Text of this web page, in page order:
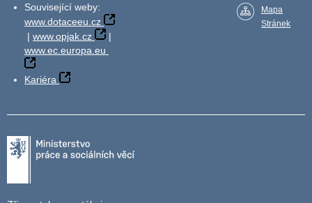
Související weby:
www.dotaceeu.cz
| www.opjak.cz
|
www.ec.europa.eu
Kariéra
Mapa
Stránek